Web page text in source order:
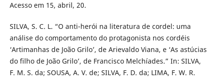
Acesso em 15, abril, 20.
SILVA, S. C. L. “O anti-herói na literatura de cordel: uma
análise do comportamento do protagonista nos cordéis
‘Artimanhas de João Grilo’, de Arievaldo Viana, e ‘As astúcias
do filho de João Grilo’, de Francisco Melchíades.” In: SILVA,
F. M. S. da; SOUSA, A. V. de; SILVA, F. D. da; LIMA, F. W. R.